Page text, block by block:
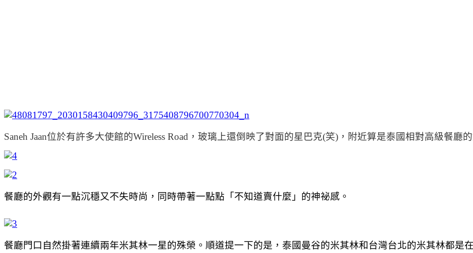
Saneh Jaan位於有許多大使館的Wireless Road，玻璃上還倒映了對面的星巴克(笑)，附近算是泰國相對高級餐廳
餐廳的外觀有一點沉穩又不失時尚，同時帶著一點點「不知道賣什麼」的神祕感。
餐廳門口自然掛著連續兩年米其林一星的殊榮。順道提一下的是，泰國曼谷的米其林和台灣台北的米其林都是